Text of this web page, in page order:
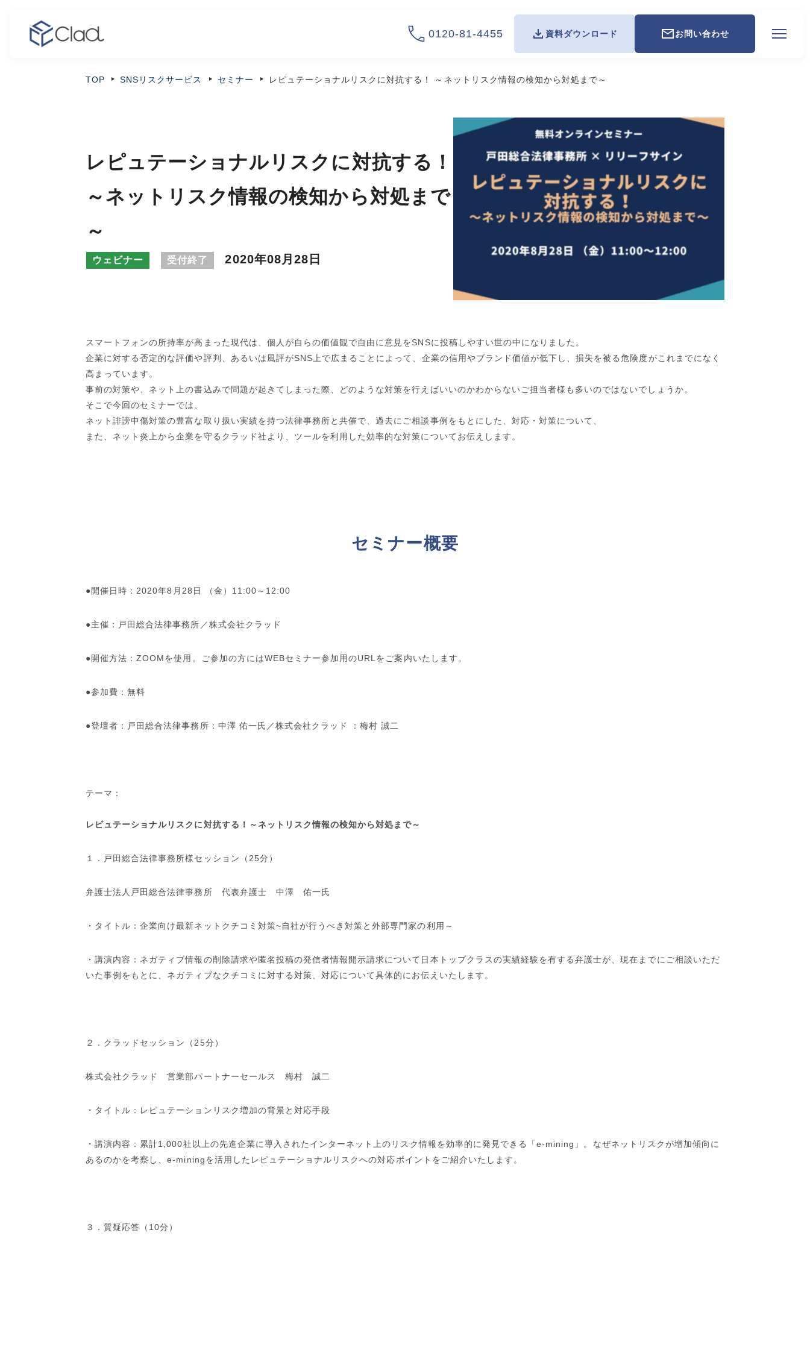
0120-81-4455 資料ダウンロード お問い合わせ
TOP SNSリスクサービス セミナー レピュテーショナルリスクに対抗する！ ～ネットリスク情報の検知から対処まで～
レピュテーショナルリスクに対抗する！
～ネットリスク情報の検知から対処まで
～
ウェビナー 受付終了 2020年08月28日
スマートフォンの所持率が高まった現代は、個人が自らの価値観で自由に意見をSNSに投稿しやすい世の中になりました。
企業に対する否定的な評価や評判、あるいは風評がSNS上で広まることによって、企業の信用やブランド価値が低下し、損失を被る危険度がこれまでになく
高まっています。
事前の対策や、ネット上の書込みで問題が起きてしまった際、どのような対策を行えばいいのかわからないご担当者様も多いのではないでしょうか。
そこで今回のセミナーでは、
ネット誹謗中傷対策の豊富な取り扱い実績を持つ法律事務所と共催で、過去にご相談事例をもとにした、対応・対策について、
また、ネット炎上から企業を守るクラッド社より、ツールを利用した効率的な対策についてお伝えします。
セミナー概要
●開催日時： 2020年8 月 28 日 （金） 11:00 ～ 12:00
●主催：戸田総合法律事務所／株式会社クラッド
●開催方法：ZOOMを使用。ご参加の方にはWEBセミナー参加用のURLをご案内いたします。
●参加費：無料
●登壇者：戸田総合法律事務所：中澤 佑一氏／株式会社クラッド ：梅村 誠二
テーマ：
レピュテーショナルリスクに対抗する！～ネットリスク情報の検知から対処まで～
１．戸田総合法律事務所様セッション（ 25分）
弁護士法人戸田総合法律事務所 代表弁護士 中澤 佑一氏
・タイトル：企業向け最新ネットクチコミ対策~自社が行うべき対策と外部専門家の利用～
・講演内容：ネガティブ情報の削除請求や匿名投稿の発信者情報開示請求について日本トップクラスの実績経験を有する弁護士が、現在までにご相談いただ
いた事例をもとに、ネガティブなクチコミに対する対策、対応について具体的にお伝えいたします。
２．クラッドセッション（ 25分）
株式会社クラッド 営業部パートナーセールス 梅村 誠二
・タイトル：レピュテーションリスク増加の背景と対応手段
・講演内容：累計1,000社以上の先進企業に導入されたインターネット上のリスク情報を効率的に発見できる「e-mining 」。なぜネットリスクが増加傾向に
あるのかを考察し、e-miningを活用したレピュテーショナルリスクへの対応ポイントをご紹介いたします。
３．質疑応答（10分）